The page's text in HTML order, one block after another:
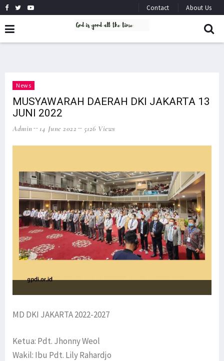
Contact About Us
News
MUSYAWARAH DAERAH DKI JAKARTA 13
JUNI 2022
Admin 14 June 2022 5126 Views
MD DKI JAKARTA 2022-2027
Ketua: Pdt. Jhonny Weol
Wakil: Ibu Pdt. Lily Rahardjo